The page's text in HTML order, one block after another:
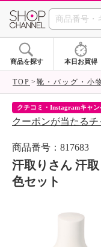
商品を探す 本日お買得
TOP 靴・バッグ・小
クチコミ・Instagramキャ
クーポンが当たるチ
商品番号：817683
汗取りさん 汗
色セット